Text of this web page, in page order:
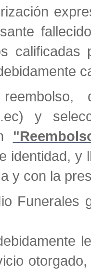
y
identidad, y
y con la
Funerales